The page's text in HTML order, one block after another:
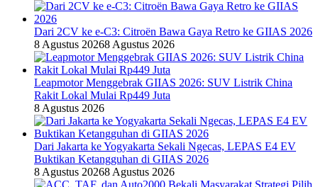
Dari 2CV ke e-C3: Citroën Bawa Gaya Retro ke GIIAS 2026
8 Agustus 20268 Agustus 2026
Leapmotor Menggebrak GIIAS 2026: SUV Listrik China
Rakit Lokal Mulai Rp449 Juta
8 Agustus 2026
Dari Jakarta ke Yogyakarta Sekali Ngecas, LEPAS E4 EV
Buktikan Ketangguhan di GIIAS 2026
8 Agustus 20268 Agustus 2026